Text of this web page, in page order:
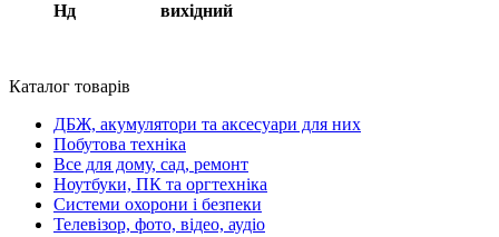
Нд вихідний
Каталог товарів
ДБЖ, акумулятори та аксесуари для них
Побутова техніка
Все для дому, сад, ремонт
Ноутбуки, ПК та оргтехніка
Системи охорони і безпеки
Телевізор, фото, відео, аудіо